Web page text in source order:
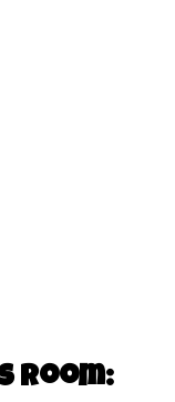
room: